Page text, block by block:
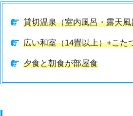
貸切温泉（室内風呂・露天
広い和室（14畳以上）+こた
夕食と朝食が部屋食